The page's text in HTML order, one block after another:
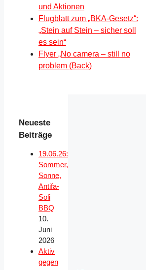
und Aktionen
Flugblatt zum „BKA-Gesetz“:
„Stein auf Stein – sicher soll
es sein“
Flyer „No camera – still no
problem (Back)
Neueste
Beiträge
19.06.26:
Sommer,
Sonne,
Antifa-
Soli
BBQ
10.
Juni
2026
Aktiv
gegen